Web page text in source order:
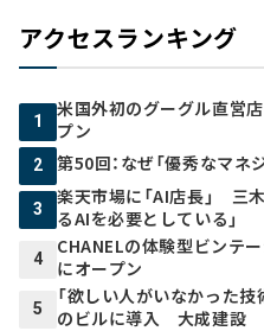
アクセスランキング
1
米国外初のグーグル直営
プン
2 第50回：なぜ「優秀なマ
3
楽天市場に「AI店長」 三
るAIを必要としている」
4
CHANELの体験型ビンテ
にオープン
5
「欲しい人がいなかった技
のビルに導入 大成建設